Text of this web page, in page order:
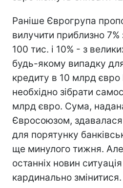
Раніше Єврогрупа
вилучити приблизно 7%
100 тис. і 10% - з
будь-якому випадку
кредиту в 10 млрд євро
необхідно зібрати
млрд євро. Сума,
Євросоюзом,
для порятунку
ще минулого тижня. Але
останніх новин
кардинально змінитися.